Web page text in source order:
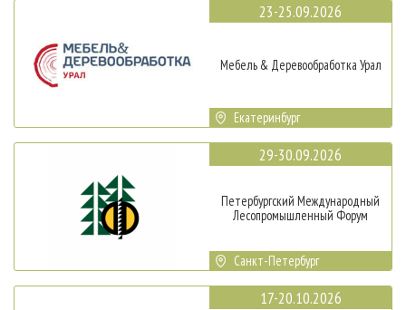
23-25.09.2026
Мебель & Деревообработка Урал
Екатеринбург
29-30.09.2026
Петербургский Международный
Лесопромышленный Форум
Санкт-Петербург
17-20.10.2026